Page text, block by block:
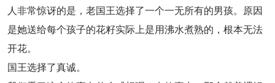
人非常惊讶的是，老国王选择了一个一无所有的男孩。原因
是她送给每个孩子的花籽实际上是用沸水煮熟的，根本无法
开花。
国王选择了真诚。